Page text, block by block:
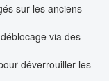
sur les anciens
via des
déverrouiller les